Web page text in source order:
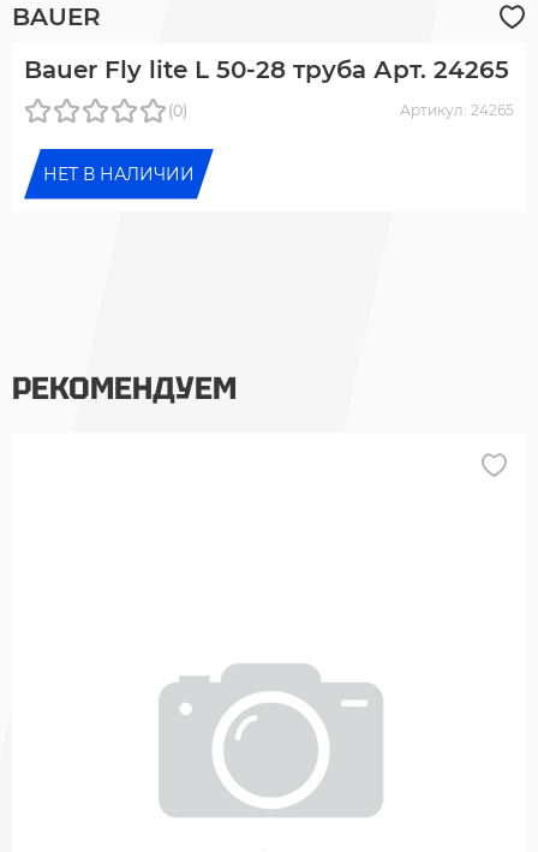
BAUER
Bauer Fly lite L 50-28 труба Арт. 24265
(0) Артикул: 24265
НЕТ В НАЛИЧИИ
РЕКОМЕНДУЕМ